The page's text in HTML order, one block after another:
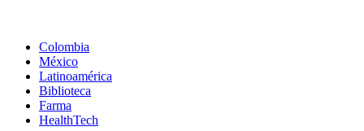
Colombia
México
Latinoamérica
Biblioteca
Farma
HealthTech